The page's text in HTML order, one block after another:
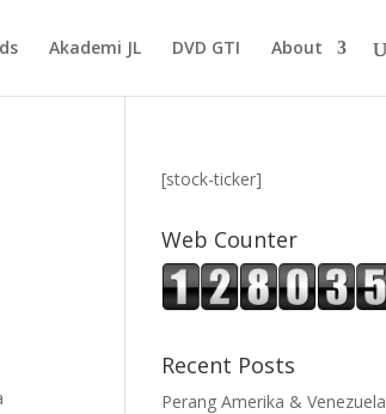
Akademi JL DVD GTI About
[stock-ticker]
Web Counter
Recent Posts
Perang Amerika & Venezuela